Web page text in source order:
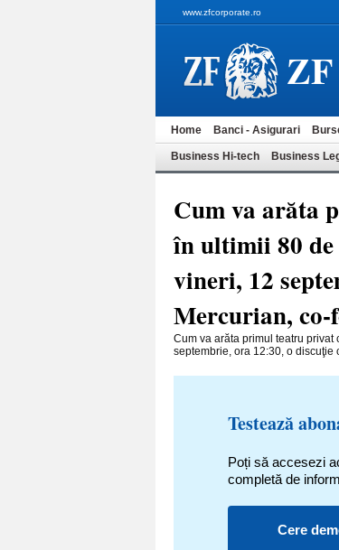
www.zfcorporate.ro
ZF
Home Banci - Asigurari
Business Hi-tech Business
Cum va arăta
în ultimii 80
vineri, 12
Mercurian,
Cum va arăta primul teatru
septembrie, ora 12:30, o discuţie
Testează
Poți să accesezi
completă de
Cere